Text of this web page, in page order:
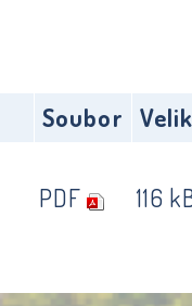
Soubor
PDF 116